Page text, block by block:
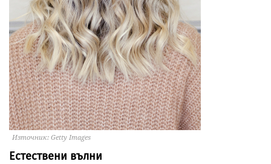
Източник: Getty Images
Естествени вълни